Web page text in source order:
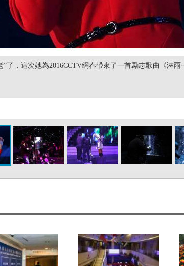
了，這次她為2016CCTV網春帶來了一首勵志歌曲《淋